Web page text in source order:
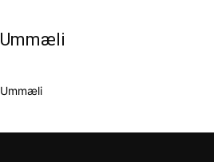
Ummæli
Ummæli